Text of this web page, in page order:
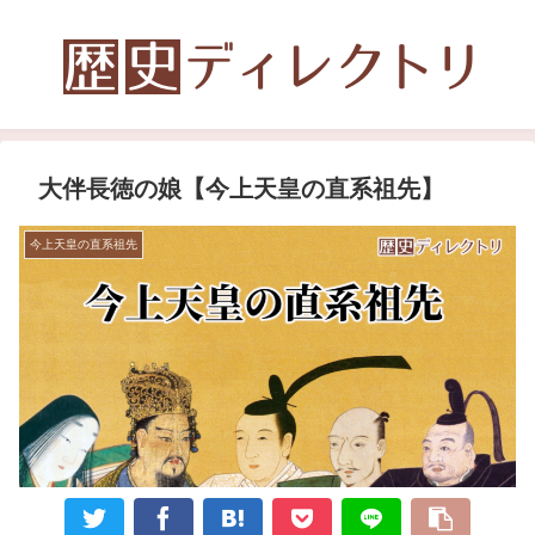
大伴長徳の娘【今上天皇の直系祖先】
今上天皇の直系祖先